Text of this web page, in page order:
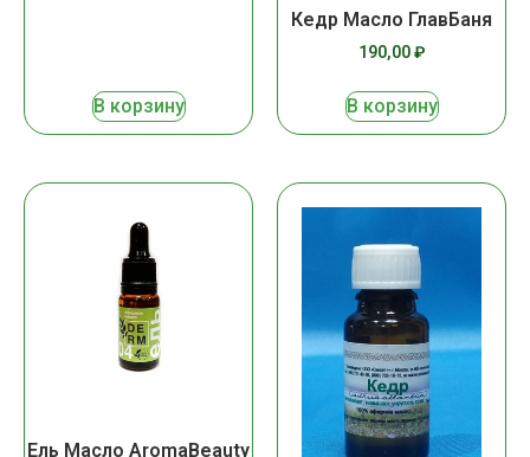
В корзину
Кедр Масло ГлавБаня
190,00₽
В корзину
Ель Масло AromaBeauty